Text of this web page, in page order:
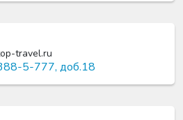
travel.ru
5-777, доб.18